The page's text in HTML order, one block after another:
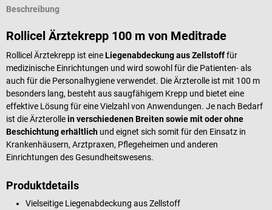
Beschreibung
Rollicel Ärztekrepp 100 m von Meditrade
Rollicel Ärztekrepp ist eineLiegenabdeckung aus Zellstofffür
medizinische Einrichtungen und wird sowohl für die Patienten- als
auch für die Personalhygiene verwendet. Die Ärzterolle ist mit 100 m
besonders lang, besteht aus saugfähigem Krepp und bietet eine
effektive Lösung für eine Vielzahl von Anwendungen. Je nach Bedarf
ist die Ärzterollein verschiedenen Breiten sowie mit oder ohne
Beschichtung erhältlich und eignet sich somit für den Einsatz in
Krankenhäusern, Arztpraxen, Pflegeheimen und anderen
Einrichtungen des Gesundheitswesens.
Produktdetails
Vielseitige Liegenabdeckung aus Zellstoff